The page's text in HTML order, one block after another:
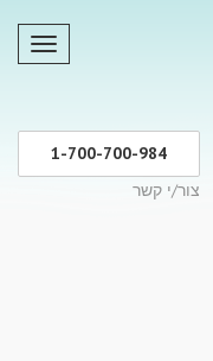
1-700-700-984
צור/י קשר